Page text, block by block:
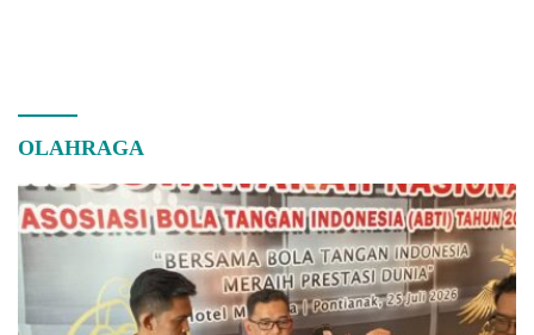
OLAHRAGA